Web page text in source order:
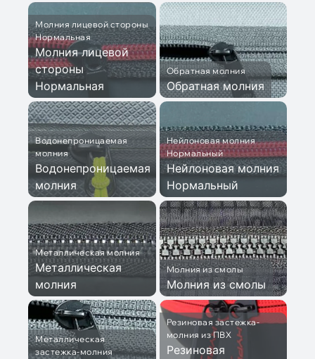
Молния лицевой стороны
Нормальная
Молния лицевой
стороны
Нормальная
Обратная молния
Обратная молния
Водонепроницаемая
молния
Водонепроницаемая
молния
Нейлоновая молния
Нормальный
Нейлоновая молния
Нормальный
Металлическая молния
Металлическая
молния
Молния из смолы
Молния из смолы
Металлическая
застежка-молния
Резиновая застежка-
молния из ПВХ
Резиновая